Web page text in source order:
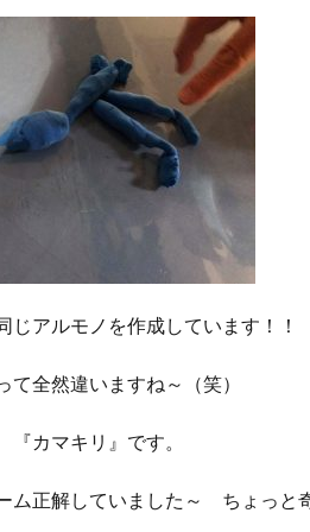
じアルモノを作成しています！！
て全然違いますね～（笑）
カマキリ』です。
ム正解していました～ ちょっと